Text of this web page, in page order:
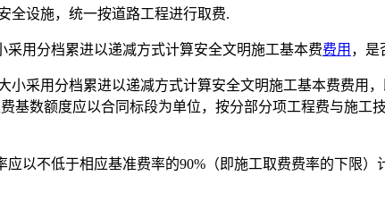
全设施，统一按道路工程进行取费.
用分档累进以递减方式计算安全文明施工基本费费用 ，是
小采用分档累进以递减方式计算安全文明施工基本费费用
基数额度应以合同标段为单位，按分部分项工程费与施
以不低于相应基准费率的90%（即施工取费费率的下限